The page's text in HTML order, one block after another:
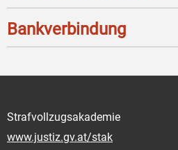
Bankverbindung
Strafvollzugsakademie
www.justiz.gv.at/stak